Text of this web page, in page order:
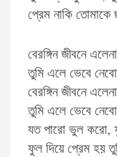
প্রেম নাকি তোমাকে
বেরঙ্গিন জীবনে
তুমি এলে ভেবে
বেরঙ্গিন জীবনে
তুমি এলে ভেবে
যত পারো ভুল করো,
ফুল দিয়ে প্রেম হয়